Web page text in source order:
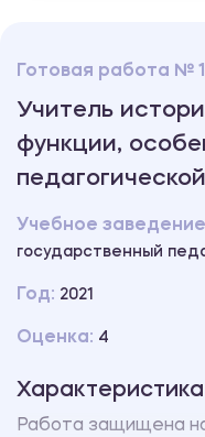
Готовая работа №
Учитель
функции,
Учебное
государственный
Год: 2021
Оценка: 4
Работа защищена